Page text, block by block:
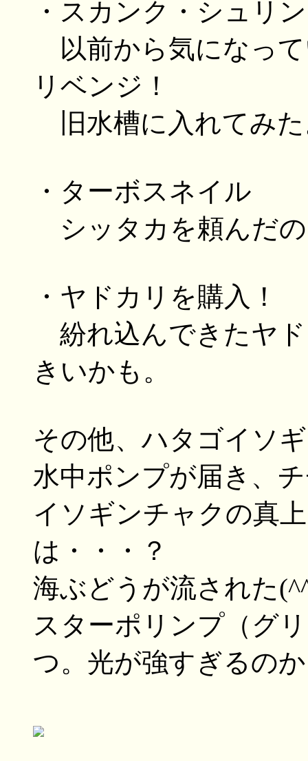
・スカンク・シュリ
以前から気になっ
リベンジ！
旧水槽に入れてみ
・ターボスネイル
シッタカを頼んだ
・ヤドカリを購入！
紛れ込んできたヤ
きいかも。
その他、ハタゴイソ
水中ポンプが届き、
イソギンチャクの真
は・・・？
海ぶどうが流された
スターポリンプ（グ
つ。光が強すぎるの